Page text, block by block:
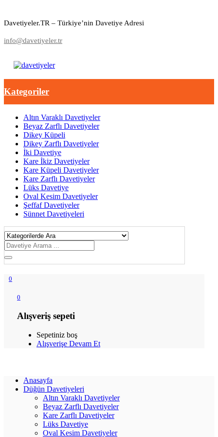
Davetiyeler.TR – Türkiye’nin Davetiye Adresi
info@davetiyeler.tr
Kategoriler
Altın Varaklı Davetiyeler
Beyaz Zarflı Davetiyeler
Dikey Küpeli
Dikey Zarflı Davetiyeler
İki Davetiye
Kare İkiz Davetiyeler
Kare Küpeli Davetiyeler
Kare Zarflı Davetiyeler
Lüks Davetiye
Oval Kesim Davetiyeler
Şeffaf Davetiyeler
Sünnet Davetiyeleri
0
0
Alışveriş sepeti
Sepetiniz boş
Alışverişe Devam Et
Anasayfa
Düğün Davetiyeleri
Altın Varaklı Davetiyeler
Beyaz Zarflı Davetiyeler
Kare Zarflı Davetiyeler
Lüks Davetiye
Oval Kesim Davetiyeler